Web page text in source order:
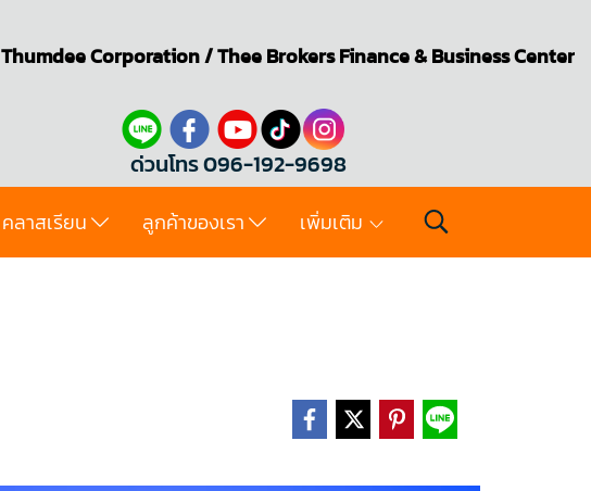
Thumdee Corporation/Thee BrokersFinance & Business Center
ด่วนโทร 096-192-9698
คลาสเรียน ลูกค้าของเรา เพิ่มเติม